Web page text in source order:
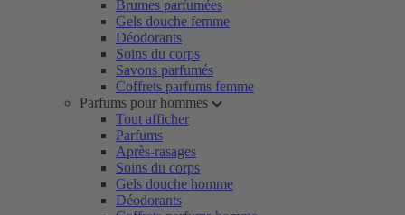
Brumes parfumées
Gels douche femme
Déodorants
Soins du corps
Savons parfumés
Coffrets parfums femme
Parfums pour hommes
Tout afficher
Parfums
Après-rasages
Soins du corps
Gels douche homme
Déodorants